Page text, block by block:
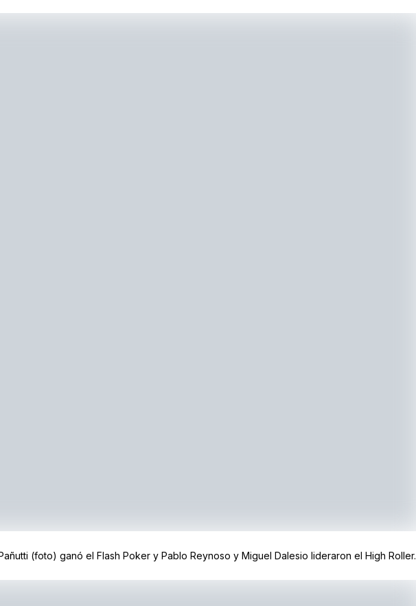
(foto) ganó el Flash Poker y Pablo Reynoso y Miguel Dalesio lideraron el High Roller.